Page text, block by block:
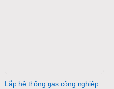
Lắp hệ thống gas công nghiệp